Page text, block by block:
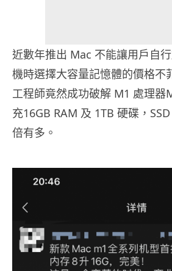
近數年推出 Mac 不能讓用戶自
機時選擇大容量記憶體的價格不
工程師竟然成功破解 M1 處理
充16GB RAM 及 1TB 硬碟，
倍有多。